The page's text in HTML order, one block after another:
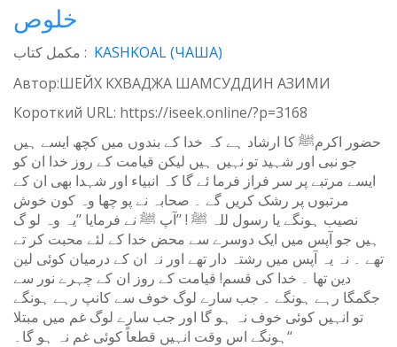
خلوص
مکمل کتاب : KASHKOAL (ЧАША)
Автор:ШЕЙХ КХВАДЖА ШАМСУДДИН АЗИМИ
Короткий URL: https://iseek.online/?p=3168
حضور اکرمﷺ کا ارشاد ہے کہ خدا کے بندوں میں کچھ ایسے ہیں
جو نبی اور شہید تو نہیں ہیں لیکن قیامت کے روز خدا ان کو
ایسے مرتبے پر سر فراز فرما ئے گا کہ انبیاء اور شہدا بھی ان کے
مرتبوں پر رشک کریں گے ۔ صحابہ نے پو چھا وہ کون خوش
نصیب ہونگے یا رسول للہ ﷺ ! ’’آپ ﷺ نے فرمایا ’’یہ وہ لو گ
ہیں جو آپس میں ایک دوسرے سے محض خدا کے لئے محبت کر تے
تھے ۔ نہ یہ آپس میں رشتہ دار تھے اور نہ ان کے درمیان کوئی لین
دین تھا ۔ خدا کی قسم! قیامت کے روز ان کے چہرے نور سے
جگمگا رہے ہونگے ۔ جب سارے لوگ خوف سے کانپ رہے ہونگے
تو انہیں کوئی خوف نہ ہو گا اور جب سارے لوگ غم میں مبتلا
ہونگے اس وقت انہیں قطعاً کوئی غم نہ ہو گا۔‘‘